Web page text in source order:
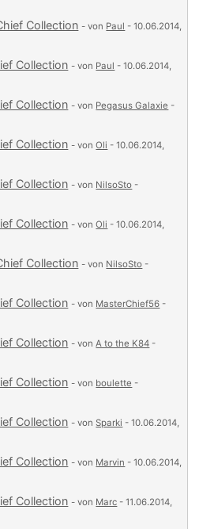
Collection - von Paul - 10.06.2014,
Collection - von Paul - 10.06.2014,
Collection - von Pegasus Galaxie -
Collection - vonOli - 10.06.2014,
Collection - von NilsoSto -
Collection - vonOli - 10.06.2014,
Collection - von NilsoSto -
Collection - von MasterChief56 -
Collection - vonA to the K84 -
Collection - von boulette -
Collection - vonSparki - 10.06.2014,
Collection - von Marvin - 10.06.2014,
Collection - von Marc - 11.06.2014,